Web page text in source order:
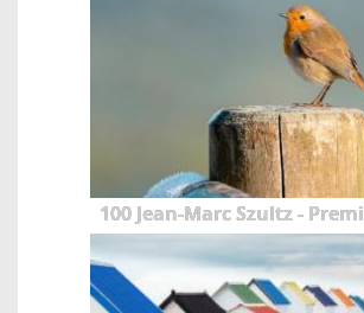
100 Jean-Marc Szultz -